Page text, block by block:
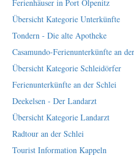
Ferienhäuser in Port Olpenitz
Übersicht Kategorie Unterkünfte
Tondern - Die alte Apotheke
Casamundo-Ferienunterkünfte an
Übersicht Kategorie Schleidörfer
Ferienunterkünfte an der Schlei
Deekelsen - Der Landarzt
Übersicht Kategorie Landarzt
Radtour an der Schlei
Tourist Information Kappeln